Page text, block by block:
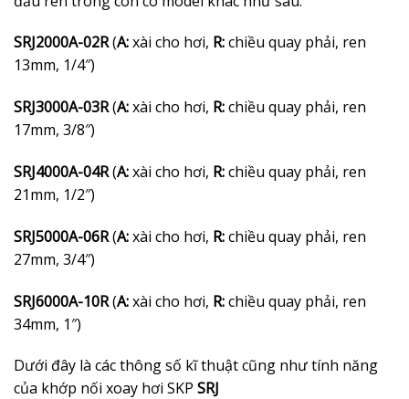
SRJ2000A-02R(A:xài cho hơi, R:chiều quay phải, ren
13mm, 1/4″)
SRJ3000A-03R(A:xài cho hơi, R:chiều quay phải, ren
17mm, 3/8″)
SRJ4000A-04R(A:xài cho hơi, R:chiều quay phải, ren
21mm, 1/2″)
SRJ5000A-06R(A:xài cho hơi, R:chiều quay phải, ren
27mm, 3/4″)
SRJ6000A-10R(A:xài cho hơi, R:chiều quay phải, ren
34mm, 1″)
Dưới đây là các thông số kĩ thuật cũng như tính năng
của khớp nối xoay hơi SKP SRJ